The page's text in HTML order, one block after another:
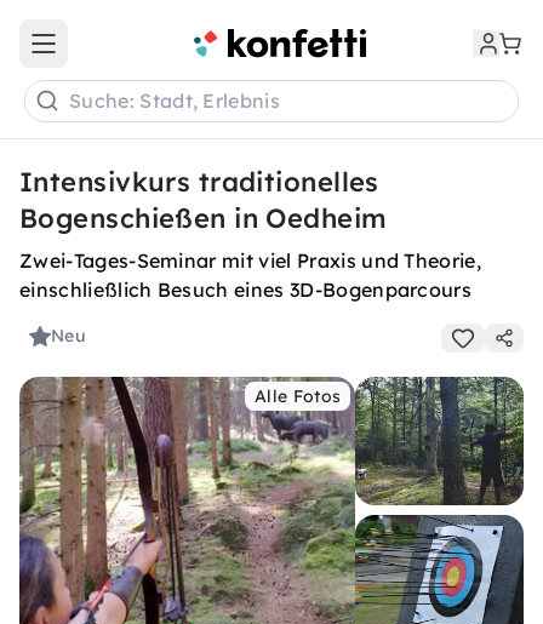
Open main menu
Suche: Stadt, Erlebnis
Intensivkurs traditionelles
Bogenschießen in Oedheim
Zwei-Tages-Seminar mit viel Praxis und Theorie,
einschließlich Besuch eines 3D-Bogenparcours
Neu
Alle Fotos